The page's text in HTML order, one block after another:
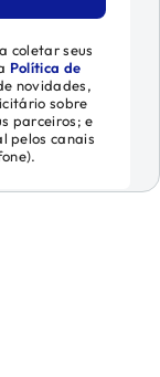
coletar seus
Política de
novidades,
sobre
parceiros; e
pelos canais